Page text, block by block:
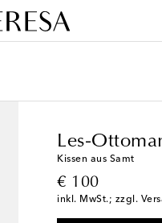
Les-
Kissen aus Samt
€ 100
original price
inkl. MwSt.; zzgl.